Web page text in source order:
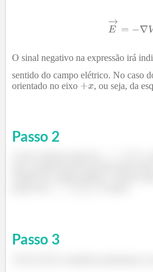
O sinal negativo na expressão irá
sentido do campo elétrico. No caso
orientado no eixo
, ou seja, da
Passo 2
Passo 3